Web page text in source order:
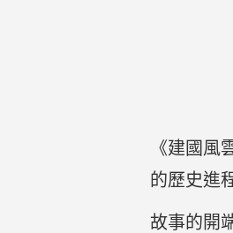
《建國
的歷史進
故事的開